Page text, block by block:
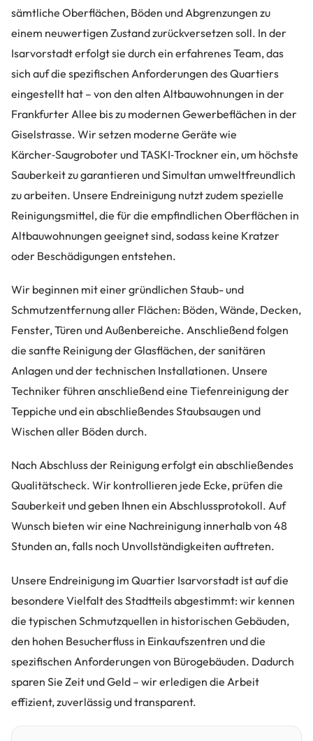
sämtliche Oberflächen, Böden und Abgrenzungen zu
einem neuwertigen Zustand zurückversetzen soll. In der
Isarvorstadt erfolgt sie durch ein erfahrenes Team, das
sich auf die spezifischen Anforderungen des Quartiers
eingestellt hat – von den alten Altbauwohnungen in der
Frankfurter Allee bis zu modernen Gewerbeflächen in der
Giselstrasse. Wir setzen moderne Geräte wie
Kärcher‑Saugroboter und TASKI‑Trockner ein, um höchste
Sauberkeit zu garantieren und Simultan umweltfreundlich
zu arbeiten. Unsere Endreinigung nutzt zudem spezielle
Reinigungsmittel, die für die empfindlichen Oberflächen in
Altbauwohnungen geeignet sind, sodass keine Kratzer
oder Beschädigungen entstehen.
Wir beginnen mit einer gründlichen Staub- und
Schmutzentfernung aller Flächen: Böden, Wände, Decken,
Fenster, Türen und Außenbereiche. Anschließend folgen
die sanfte Reinigung der Glasflächen, der sanitären
Anlagen und der technischen Installationen. Unsere
Techniker führen anschließend eine Tiefenreinigung der
Teppiche und ein abschließendes Staubsaugen und
Wischen aller Böden durch.
Nach Abschluss der Reinigung erfolgt ein abschließendes
Qualitätscheck. Wir kontrollieren jede Ecke, prüfen die
Sauberkeit und geben Ihnen ein Abschlussprotokoll. Auf
Wunsch bieten wir eine Nachreinigung innerhalb von 48
Stunden an, falls noch Unvollständigkeiten auftreten.
Unsere Endreinigung im Quartier Isarvorstadt ist auf die
besondere Vielfalt des Stadtteils abgestimmt: wir kennen
die typischen Schmutzquellen in historischen Gebäuden,
den hohen Besucherfluss in Einkaufszentren und die
spezifischen Anforderungen von Bürogebäuden. Dadurch
sparen Sie Zeit und Geld – wir erledigen die Arbeit
effizient, zuverlässig und transparent.